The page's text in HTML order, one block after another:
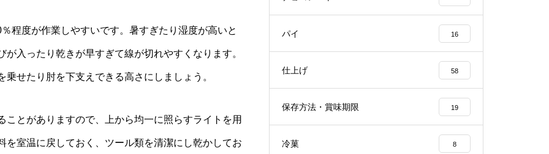
程度が作業しやすいです。暑すぎたり湿度が高いと
入ったり乾きが早すぎて線が切れやすくなります。
せたり肘を下支えできる高さにしましょう。
とがありますので、上から均一に照らすライトを用
室温に戻しておく、ツール類を清潔にし乾かしてお
パイ 16
仕上げ 58
保存方法・賞味期限 19
冷菓 8